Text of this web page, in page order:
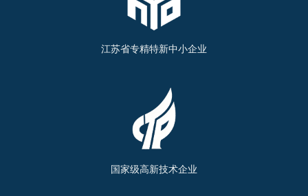
江苏省专精特新中小企业
国家级高新技术企业